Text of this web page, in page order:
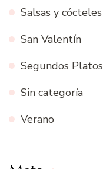
Salsas y cócteles
San Valentín
Segundos Platos
Sin categoría
Verano